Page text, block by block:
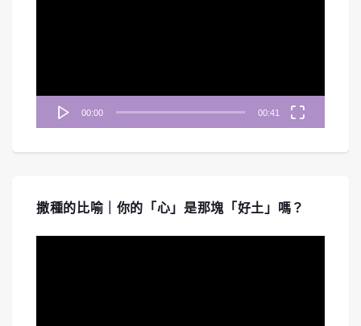
00:00 00:41
撒種的比喻｜你的「心」是那塊「好土」嗎？